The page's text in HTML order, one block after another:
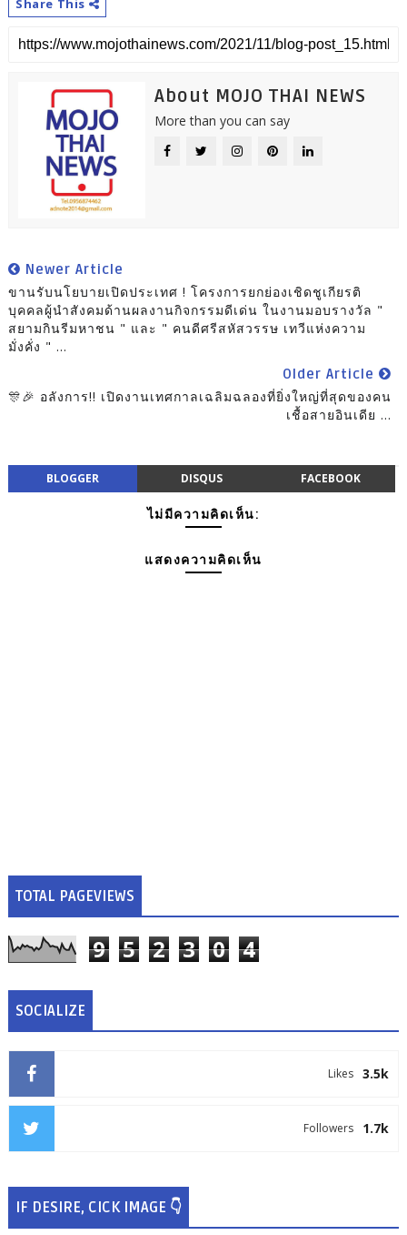
Share This
About MOJO THAI NEWS
More than you can say
Newer Article
ขานรับนโยบายเปิดประเทศ ! โครงการยกย่องเชิดชูเกียรติ
บุคคลผู้นำสังคมด้านผลงานกิจกรรมดีเด่น ในงานมอบรางวัล "
สยามกินรีมหาชน " และ " คนดีศรีสหัสวรรษ เทวีแห่งความ
มั่งคั่ง " ...
Older Article
🎊🎉 อลังการ!! เปิดงานเทศกาลเฉลิมฉลองที่ยิ่งใหญ่ที่สุดของคน
เชื้อสายอินเดีย ...
BLOGGER DISQUS FACEBOOK
ไม่มีความคิดเห็น:
แสดงความคิดเห็น
TOTAL PAGEVIEWS
9 5 2 3 0 4
SOCIALIZE
3.5k
Likes
1.7k
Followers
IF DESIRE, CICK IMAGE 👇